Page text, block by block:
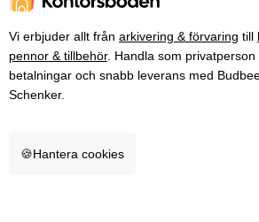
Vi erbjuder allt från arkivering & förvaring till
pennor & tillbehör. Handla som
betalningar och snabb leverans med
Schenker.
🍪Hantera cookies